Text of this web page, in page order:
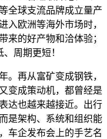
全球支流品牌成立量产
入欧洲等海外市场时，
来的好产物和洽体验；
周期更短！
再从富矿变成钢铁，
变成策动机，都曾经是
达也越来越接近。出行
是架构、系统和组织能
车企发布会上的手艺名